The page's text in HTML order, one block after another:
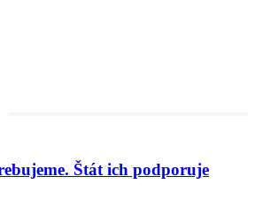
Štát ich podporuje